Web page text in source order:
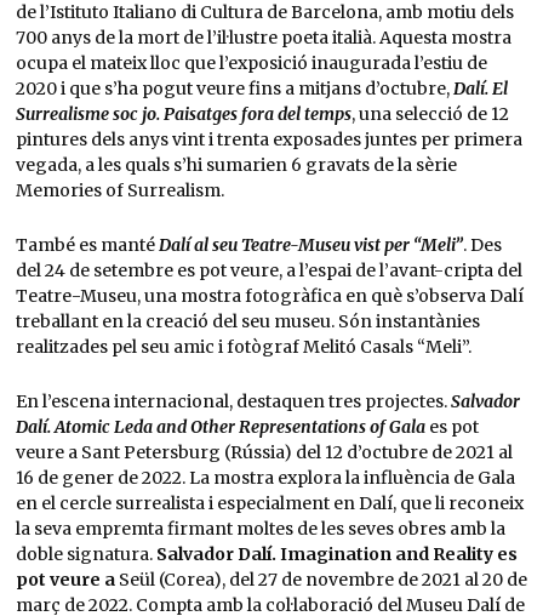
de l’Istituto Italiano di Cultura de Barcelona, amb motiu dels
700 anys de la mort de l’il·lustre poeta italià. Aquesta mostra
ocupa el mateix lloc que l’exposició inaugurada l’estiu de
2020 i que s’ha pogut veure fins a mitjans d’octubre,Dalí. El
Surrealisme soc jo. Paisatges fora del temps, una selecció de 12
pintures dels anys vint i trenta exposades juntes per primera
vegada, a les quals s’hi sumarien 6 gravats de la sèrie
Memories of Surrealism.
També es mantéDalí al seu Teatre-Museu vist per “Meli”. Des
del 24 de setembre es pot veure, a l’espai de l’avant-cripta del
Teatre-Museu, una mostra fotogràfica en què s’observa Dalí
treballant en la creació del seu museu. Són instantànies
realitzades pel seu amic i fotògraf Melitó Casals “Meli”.
En l’escena internacional, destaquen tres projectes.Salvador
Dalí. Atomic Leda and Other Representations of Gala es pot
veure a Sant Petersburg (Rússia) del 12 d’octubre de 2021 al
16 de gener de 2022. La mostra explora la influència de Gala
en el cercle surrealista i especialment en Dalí, que li reconeix
la seva empremta firmant moltes de les seves obres amb la
doble signatura. Salvador Dalí. Imagination and Reality es
pot veure aSeül (Corea), del 27 de novembre de 2021 al 20 de
març de 2022. Compta amb la col·laboració del Museu Dalí de